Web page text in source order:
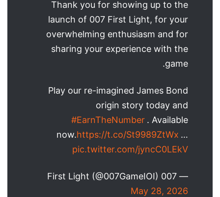
Thank you for showing up to the
launch of 007 First Light, for your
overwhelming enthusiasm and for
sharing your experience with the
game.
Play our re-imagined James Bond
origin story today and
#EarnTheNumber . Available
now.https://t.co/St9989ZtWx …
pic.twitter.com/jyncC0LEkV
— 007 First Light (@007GameIOI)
May 28, 2026